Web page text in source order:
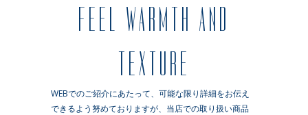
FEEL WARMTH AND
TEXTURE
WEBでのご紹介にあたって、可能な限り詳細をお伝え
できるよう努めておりますが、当店での取り扱い商品